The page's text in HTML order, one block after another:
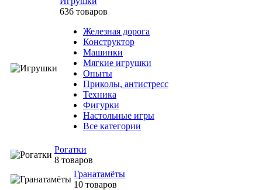
636 товаров
Железная дорога
Конструктор
Машинки
Мягкие игрушки
Опыты
Приколы, антистресс
Техника
Фигурки
Настольные игры
Все категории
Рогатки
8 товаров
Гранатамёты
10 товаров